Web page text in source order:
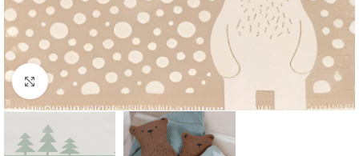
Klick zum Vergrößern